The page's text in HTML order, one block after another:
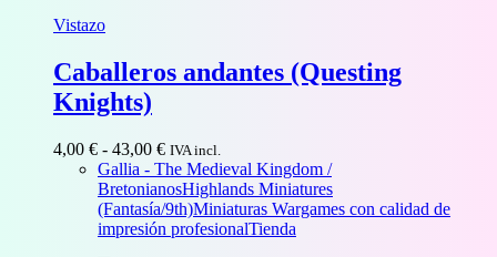
Vistazo
Caballeros andantes (Questing
Knights)
4,00 € - 43,00 €Rango
de
precios:
desde
4,00 €
IVA incl.
Gallia - The Medieval Kingdom /
BretonianosHighlands Miniatures
(Fantasía/9th)Miniaturas Wargames con calidad de
impresión profesionalTienda